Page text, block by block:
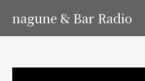
nagune & Bar Radio